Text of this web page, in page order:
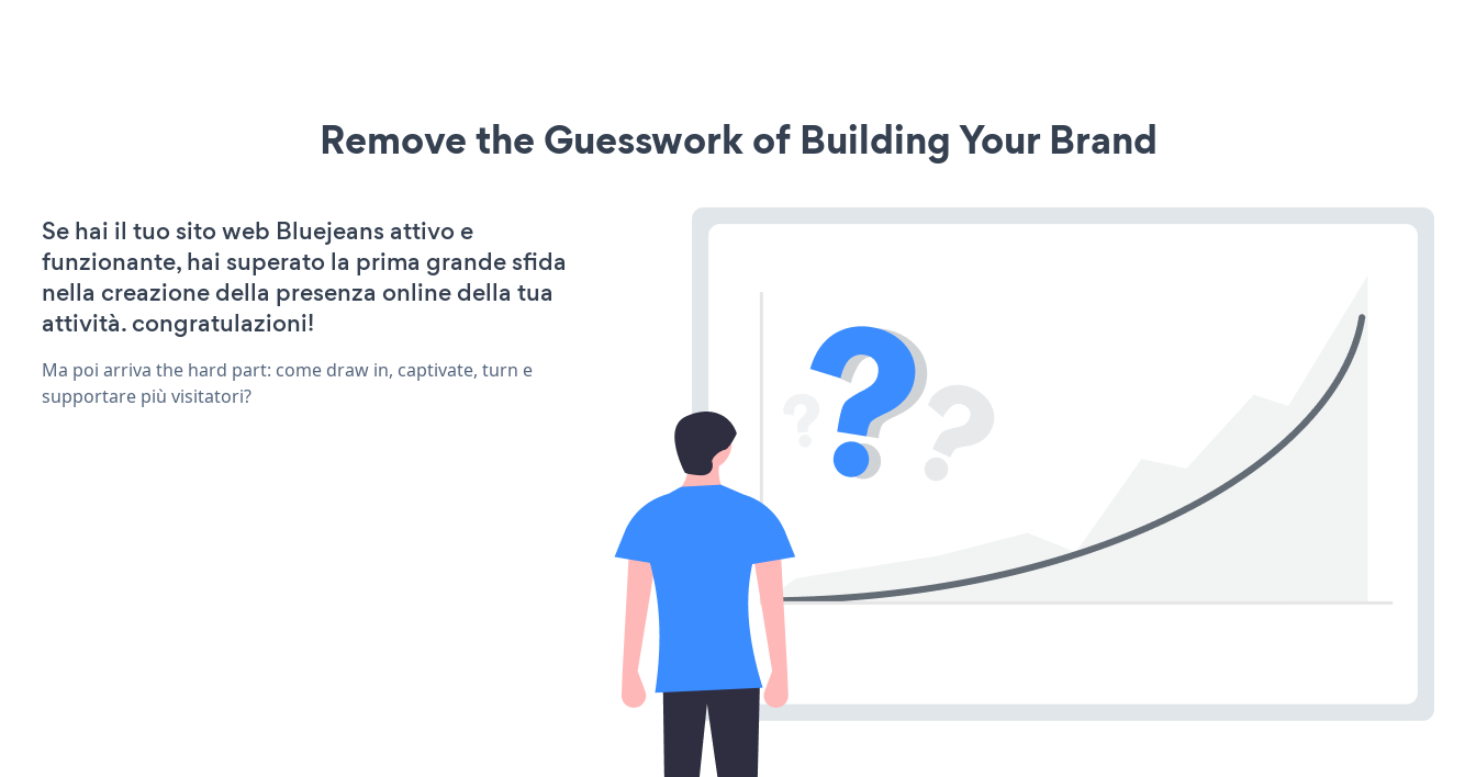
Remove the Guesswork of Building Your Brand
Se hai il tuo sito web Bluejeans attivo e
funzionante, hai superato la prima grande sfida
nella creazione della presenza online della tua
attività. congratulazioni!
Ma poi arriva the hard part: come draw in, captivate, turn e
supportare più visitatori?